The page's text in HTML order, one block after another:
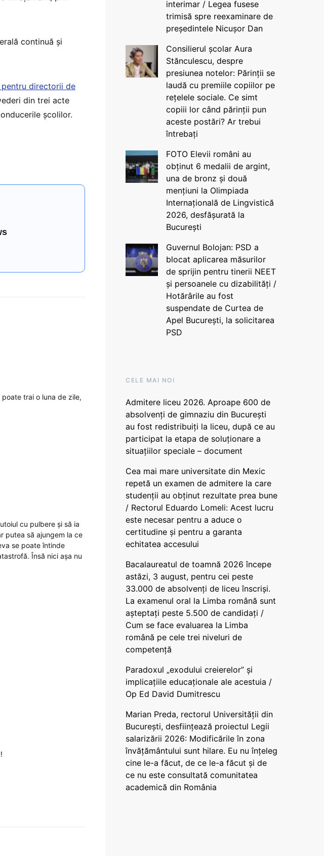
continuă și
directorii de
din trei acte
școlilor.
trai o luna de zile,
cu pulbere și să ia
putea să ajungem la ce
se poate întinde
Însă nici așa nu
interimar / Legea fusese
trimisă spre reexaminare de
președintele Nicușor Dan
Consilierul școlar Aura
Stănculescu, despre
presiunea notelor: Părinții se
laudă cu premiile copiilor pe
rețelele sociale. Ce simt
copiii lor când părinții pun
aceste postări? Ar trebui
întrebați
FOTO Elevii români au
obținut 6 medalii de argint,
una de bronz și două
mențiuni la Olimpiada
Internațională de Lingvistică
2026, desfășurată la
București
Guvernul Bolojan: PSD a
blocat aplicarea măsurilor
de sprijin pentru tinerii NEET
și persoanele cu dizabilități /
Hotărârile au fost
suspendate de Curtea de
Apel București, la solicitarea
PSD
CELE MAI NOI
Admitere liceu 2026. Aproape 600 de
absolvenți de gimnaziu din București
au fost redistribuiți la liceu, după ce au
participat la etapa de soluționare a
situațiilor speciale – document
Cea mai mare universitate din Mexic
repetă un examen de admitere la care
studenții au obținut rezultate prea bune
/ Rectorul Eduardo Lomeli: Acest lucru
este necesar pentru a aduce o
certitudine şi pentru a garanta
echitatea accesului
Bacalaureatul de toamnă 2026 începe
astăzi, 3 august, pentru cei peste
33.000 de absolvenți de liceu înscriși.
La examenul oral la Limba română sunt
așteptați peste 5.500 de candidați /
Cum se face evaluarea la Limba
română pe cele trei niveluri de
competență
Paradoxul „exodului creierelor” și
implicațiile educaționale ale acestuia /
Op Ed David Dumitrescu
Marian Preda, rectorul Universității din
București, desființează proiectul Legii
salarizării 2026: Modificările în zona
învățământului sunt hilare. Eu nu înțeleg
cine le-a făcut, de ce le-a făcut și de
ce nu este consultată comunitatea
academică din România